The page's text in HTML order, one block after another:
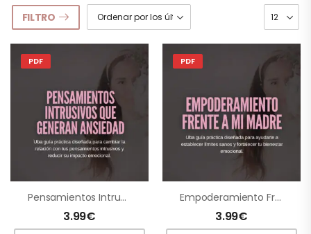
FILTRO
PDF
Pensamientos Intrusivos Que Generan Ansiedad
3.99€
PDF
Empoderamiento Frente A Mi Madre
3.99€